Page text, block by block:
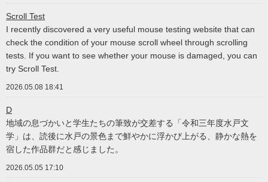
Scroll Test
I recently discovered a very useful mouse testing website that can
check the condition of your mouse scroll wheel through scrolling
tests. If you want to see whether your mouse is damaged, you can
try Scroll Test.
2026.05.08 18:41
D
地域の息づかいと学生たちの筆致が交差する「令和三年度水戸文
学」は、読後に水戸の景色まで鮮やかに浮かび上がる、静かな熱を
宿した作品群だと感じました。
2026.05.05 17:10